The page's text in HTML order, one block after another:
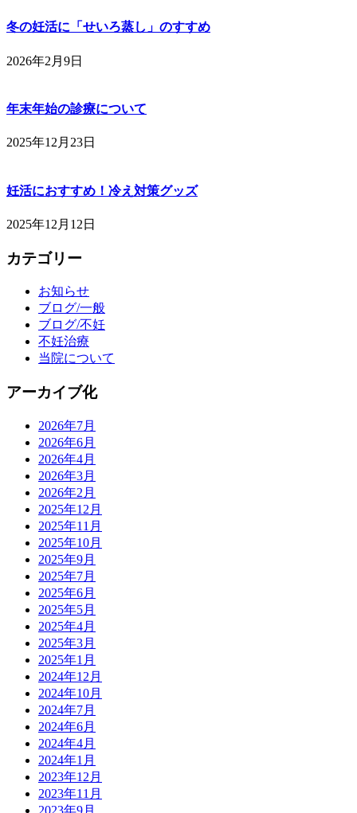
冬の妊活に「せいろ蒸し」のすすめ
2026年2月9日
年末年始の診療について
2025年12月23日
妊活におすすめ！冷え対策グッズ
2025年12月12日
カテゴリー
お知らせ
ブログ/一般
ブログ/不妊
不妊治療
当院について
アーカイブ化
2026年7月
2026年6月
2026年4月
2026年3月
2026年2月
2025年12月
2025年11月
2025年10月
2025年9月
2025年7月
2025年6月
2025年5月
2025年4月
2025年3月
2025年1月
2024年12月
2024年10月
2024年7月
2024年6月
2024年4月
2024年1月
2023年12月
2023年11月
2023年9月